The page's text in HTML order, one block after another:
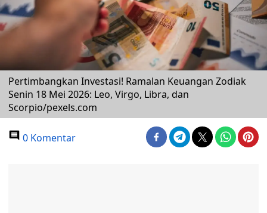
Pertimbangkan Investasi! Ramalan Keuangan Zodiak
Senin 18 Mei 2026: Leo, Virgo, Libra, dan
Scorpio/pexels.com
0 Komentar